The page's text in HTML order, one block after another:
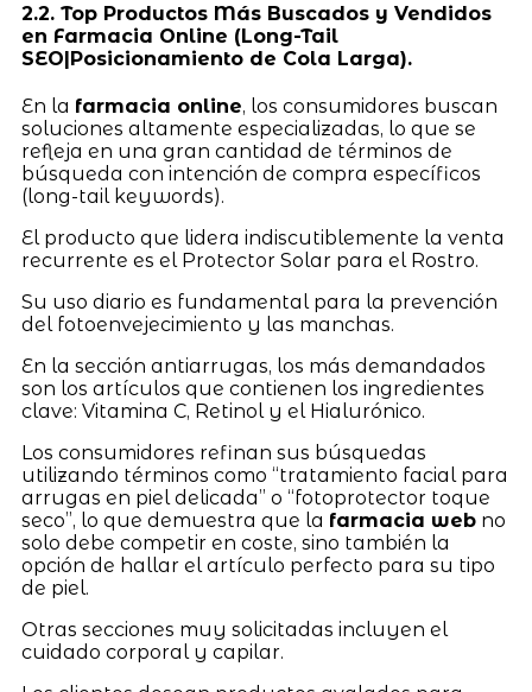
2.2. Top Productos Más Buscados y Vendidos
en Farmacia Online (Long-Tail
SEO|Posicionamiento de Cola Larga).
En la farmacia online, los consumidores buscan
soluciones altamente especializadas, lo que se
refleja en una gran cantidad de términos de
búsqueda con intención de compra específicos
(long-tail keywords).
El producto que lidera indiscutiblemente la venta
recurrente es el Protector Solar para el Rostro.
Su uso diario es fundamental para la prevención
del fotoenvejecimiento y las manchas.
En la sección antiarrugas, los más demandados
son los artículos que contienen los ingredientes
clave: Vitamina C, Retinol y el Hialurónico.
Los consumidores refinan sus búsquedas
utilizando términos como “tratamiento facial para
arrugas en piel delicada” o “fotoprotector toque
seco”, lo que demuestra que la farmacia webno
solo debe competir en coste, sino también la
opción de hallar el artículo perfecto para su tipo
de piel.
Otras secciones muy solicitadas incluyen el
cuidado corporal y capilar.